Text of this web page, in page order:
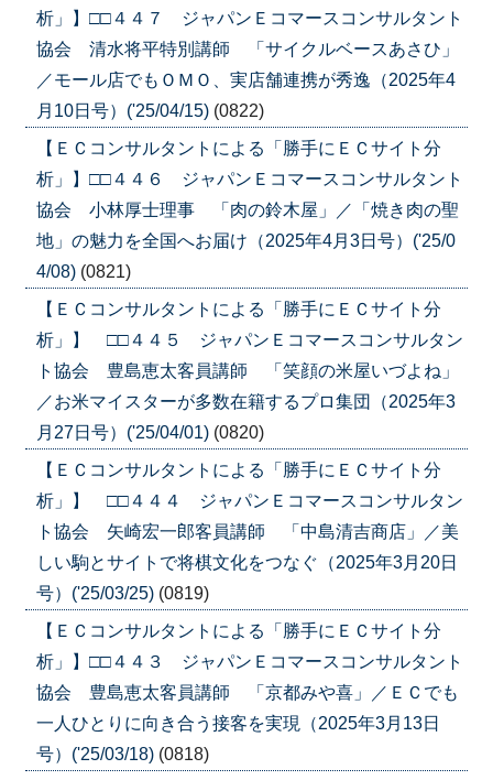
析」】□□４４７ ジャパンＥコマースコンサルタント
協会 清水将平特別講師 「サイクルベースあさひ」
／モール店でもＯＭＯ、実店舗連携が秀逸（2025年4
月10日号）('25/04/15) (0822)
【ＥＣコンサルタントによる「勝手にＥＣサイト分
析」】□□４４６ ジャパンＥコマースコンサルタント
協会 小林厚士理事 「肉の鈴木屋」／「焼き肉の聖
地」の魅力を全国へお届け（2025年4月3日号）('25/0
4/08) (0821)
【ＥＣコンサルタントによる「勝手にＥＣサイト分
析」】 □□４４５ ジャパンＥコマースコンサルタン
ト協会 豊島恵太客員講師 「笑顔の米屋いづよね」
／お米マイスターが多数在籍するプロ集団（2025年3
月27日号）('25/04/01) (0820)
【ＥＣコンサルタントによる「勝手にＥＣサイト分
析」】 □□４４４ ジャパンＥコマースコンサルタン
ト協会 矢崎宏一郎客員講師 「中島清吉商店」／美
しい駒とサイトで将棋文化をつなぐ（2025年3月20日
号）('25/03/25) (0819)
【ＥＣコンサルタントによる「勝手にＥＣサイト分
析」】□□４４３ ジャパンＥコマースコンサルタント
協会 豊島恵太客員講師 「京都みや喜」／ＥＣでも
一人ひとりに向き合う接客を実現（2025年3月13日
号）('25/03/18) (0818)